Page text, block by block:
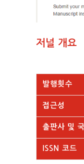
저널 개요
발행횟수
접근성
출판사 및
ISSN 코드